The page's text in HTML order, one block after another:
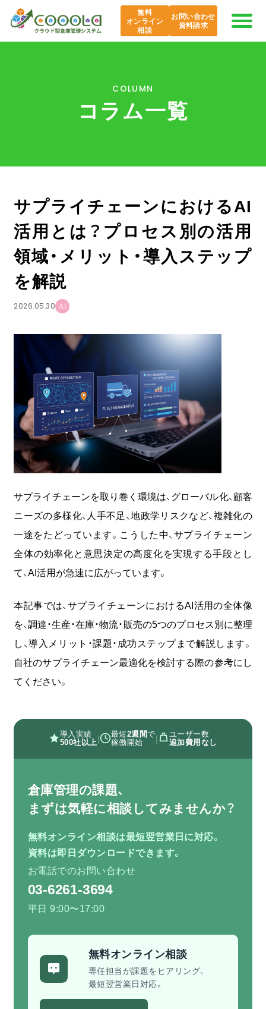
無料
オンライン
相談
お問い合わせ
資料請求
導入事例
課題から探す
COOOLa WES
コンサルティング
ニュース
会社情報
03-6261-3694
（平日：9:00 - 17:00）
オンライン相談
資料請求
ダウンロード
COLUMN
コラム一覧
サプライチェーンにおけるAI
活用とは？プロセス別の活用
領域・メリット・導入ステップ
を解説
2026.05.30 AI
サプライチェーンを取り巻く環境は、グローバル化、顧客
ニーズの多様化、人手不足、地政学リスクなど、複雑化の
一途をたどっています。こうした中、サプライチェーン
全体の効率化と意思決定の高度化を実現する手段とし
て、AI活用が急速に広がっています。
本記事では、サプライチェーンにおけるAI活用の全体像
を、調達・生産・在庫・物流・販売の5つのプロセス別に整理
し、導入メリット・課題・成功ステップまで解説します。
自社のサプライチェーン最適化を検討する際の参考にし
てください。
導入実績
500社以上 | 最短2週間で
稼働開始
|
ユーザー数
追加費用なし
倉庫管理の課題、
まずは気軽に相談してみませんか？
無料オンライン相談は最短翌営業日に対応。
資料は即日ダウンロードできます。
お電話でのお問い合わせ
03-6261-3694
平日 9:00〜17:00
無料オンライン相談
専任担当が課題をヒアリング、
最短翌営業日対応。